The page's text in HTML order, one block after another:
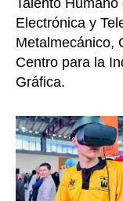
Talento
Electrónica y
Metalmecánico,
Centro para la
Gráfica.